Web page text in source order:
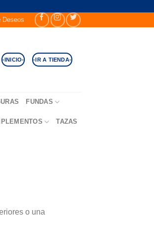
Deseos
-INICIO- -IR A TIENDA-
FUNDAS
TAZAS
o una